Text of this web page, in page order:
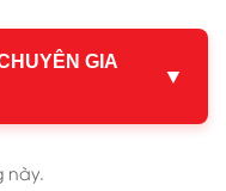
GIA
▼
này.